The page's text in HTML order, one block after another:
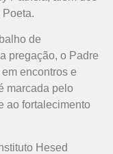
de
pregação, o Padre
encontros e
marcada pelo
ao fortalecimento
Hesed